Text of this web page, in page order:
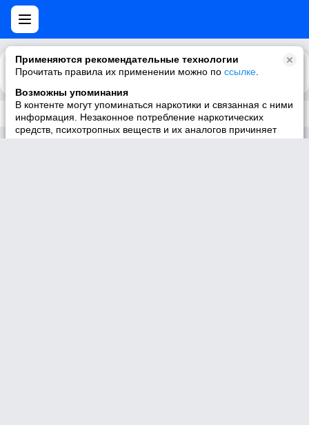
Применяются рекомендательные технологии
Прочитать правила их применении можно по ссылке
Возможны упоминания
В контенте могут упоминаться наркотики и связанная с ними
информация. Незаконное потребление наркотических
средств, психотропных веществ и их аналогов причиняет
Каталог Рекомендации
Трек не существует